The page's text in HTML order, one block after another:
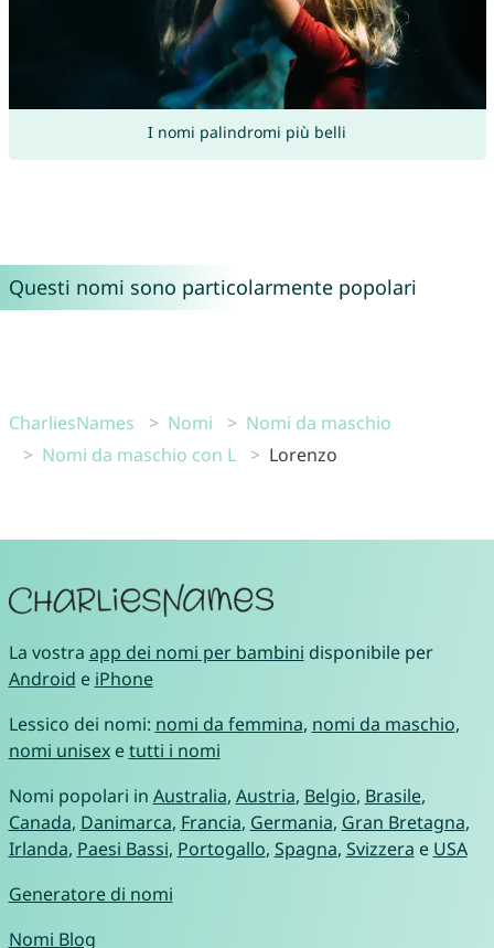
I nomi palindromi più belli
Questi nomi sono particolarmente popolari
CharliesNames Nomi
Nomi da maschio
Nomi da maschio con L
Lorenzo
La vostra app dei nomi per bambini disponibile per
Android e iPhone
Lessico dei nomi: nomi da femmina, nomi da maschio,
nomi unisexetutti i nomi
Nomi popolari in Australia, Austria, Belgio, Brasile,
Canada, Danimarca, Francia, Germania, Gran Bretagna,
Irlanda, Paesi Bassi, Portogallo, Spagna, Svizzera e USA
Generatore di nomi
Nomi Blog